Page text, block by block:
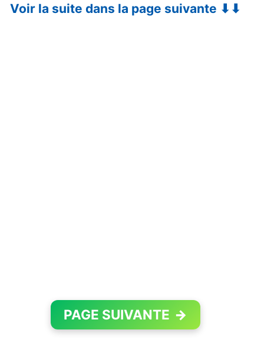
Voir la suite dans la page suivante ⬇⬇
PAGE SUIVANTE →